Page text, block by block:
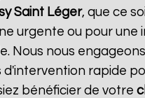
Saint Léger, que ce
urgente ou pour une
Nous nous
d'intervention rapide
bénéficier de votre